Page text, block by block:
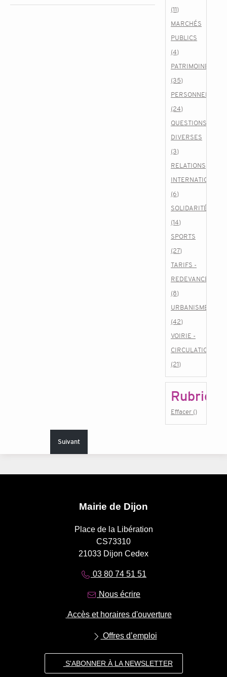
(11)
MARCHÉS
PUBLICS
(4)
PATRIMOINE
(35)
PERSONNEL
(24)
QUESTIONS
DIVERSES
(3)
RELATIONS
(6)
SOLIDARITÉ
(14)
SPORTS
(27)
TARIFS -
REDEVANCES
(8)
URBANISME
(42)
VOIRIE -
CIRCULATION
(21)
Rubrique
Effacer ()
Suivant
Mairie de Dijon
Place de la Libération
CS73310
21033 Dijon Cedex
03 80 74 51 51
Nous écrire
Accès et horaires d'ouverture
Offres d’emploi
S'ABONNER À LA NEWSLETTER